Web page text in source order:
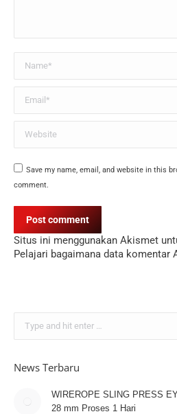
Email *
Website
Save my name, email, and website in this
comment.
Post comment
Situs ini menggunakan Akismet
Pelajari bagaimana data komentar
News Terbaru
WIREROPE SLING PRESS
28 mm Proses 1 Hari